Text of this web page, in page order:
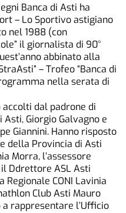
Banca di Asti ha
– Lo Sportivo astigiano
nel 1988 (con
il giornalista di 90°
abbinato alla
– Trofeo “Banca di
nella serata di
dal padrone di
Giorgio Galvagno e
Giannini. Hanno risposto
della Provincia di Asti
Morra, l’assessore
Ddrettore ASL Asti
Regionale CONI Lavinia
Club Asti Mauro
a rappresentare l’Ufficio